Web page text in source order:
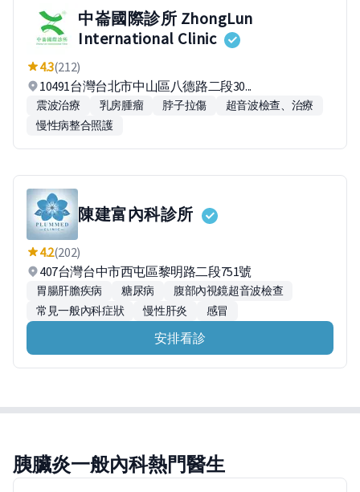
中崙國際診所 ZhongLun
International Clinic
4.3(212)
10491台灣台北市中山區八德路二段30...
震波治療 乳房腫瘤 脖子拉傷
超音波檢查、治療
慢性病整合照護
陳建富內科診所
4.2(202)
407台灣台中市西屯區黎明路二段751號
胃腸肝膽疾病 糖尿病
腹部內視鏡超音波檢查
常見一般內科症狀
慢性肝炎 感冒
安排看診
胰臟炎一般內科熱門醫生